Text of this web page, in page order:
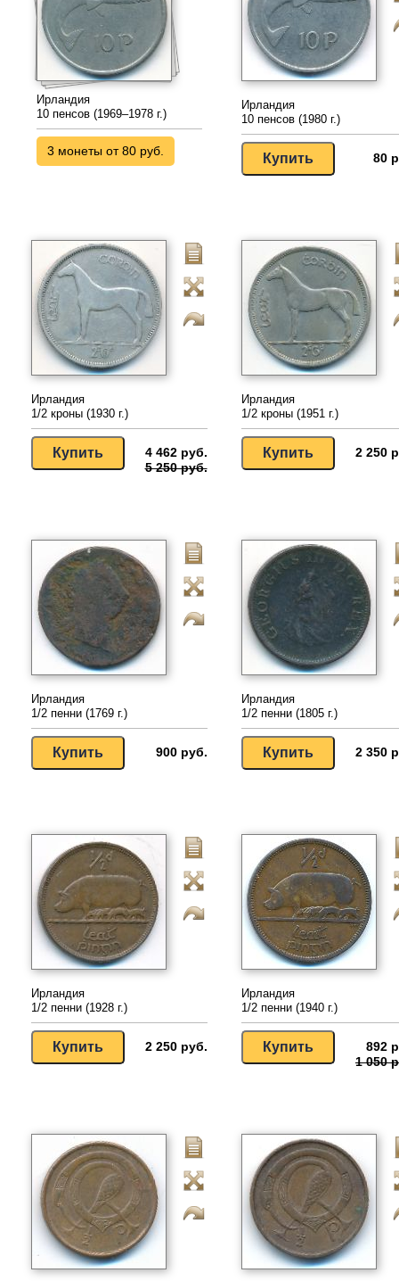
Ирландия
10 пенсов (1969–1978 г.)
3 монеты от 80 руб.
Ирландия
10 пенсов (1980 г.)
80
Ирландия
1/2 кроны (1930 г.)
4 462 руб.
5 250 руб.
Ирландия
1/2 кроны (1951 г.)
2 250
Ирландия
1/2 пенни (1769 г.)
900 руб.
Ирландия
1/2 пенни (1805 г.)
2 350
Ирландия
1/2 пенни (1928 г.)
2 250 руб.
Ирландия
1/2 пенни (1940 г.)
892
1 050